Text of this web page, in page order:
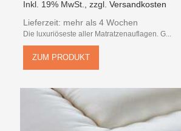
Inkl. 19% MwSt. ,zzgl.Versandkosten
Lieferzeit: mehr als 4 Wochen
Die luxuriöseste aller Matratzenauflagen. G...
ZUM PRODUKT